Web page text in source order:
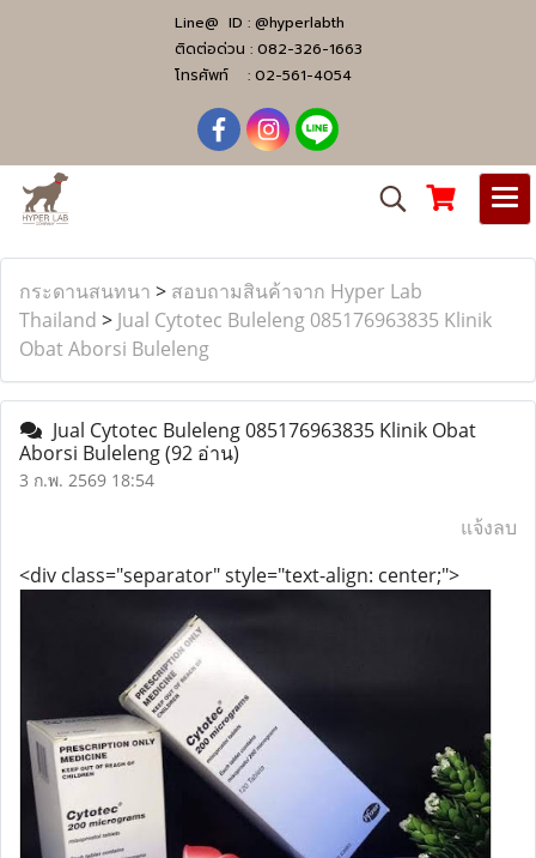
Line@ ID : @hyperlabth
ติดต่อด่วน : 082-326-1663
โทรศัพท์ : 02-561-4054
กระดานสนทนา > สอบถามสินค้าจาก Hyper Lab
Thailand > Jual Cytotec Buleleng ​​085176963835​ Klinik
Obat Aborsi Buleleng
Jual Cytotec Buleleng ​​085176963835​ Klinik Obat
Aborsi Buleleng(92 อ่าน)
3 ก.พ. 2569 18:54
แจ้งลบ
<div class="separator" style="text-align: center;">